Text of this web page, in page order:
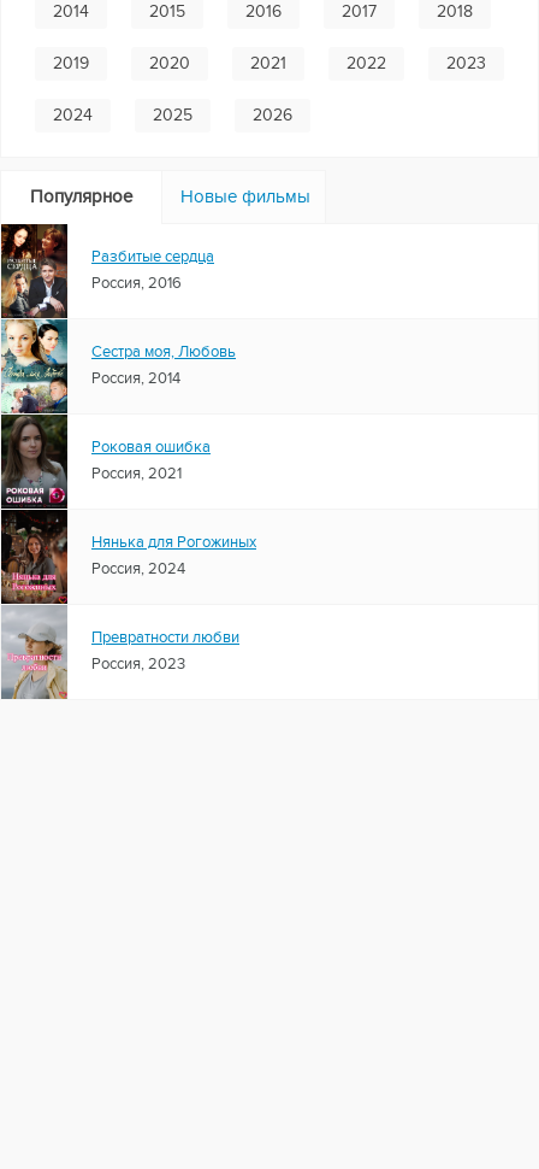
2014 2015 2016 2017 2018
2019 2020 2021 2022 2023
2024 2025 2026
Популярное Новые фильмы
Разбитые сердца
Россия, 2016
Сестра моя, Любовь
Россия, 2014
Роковая ошибка
Россия, 2021
Нянька для Рогожиных
Россия, 2024
Превратности любви
Россия, 2023